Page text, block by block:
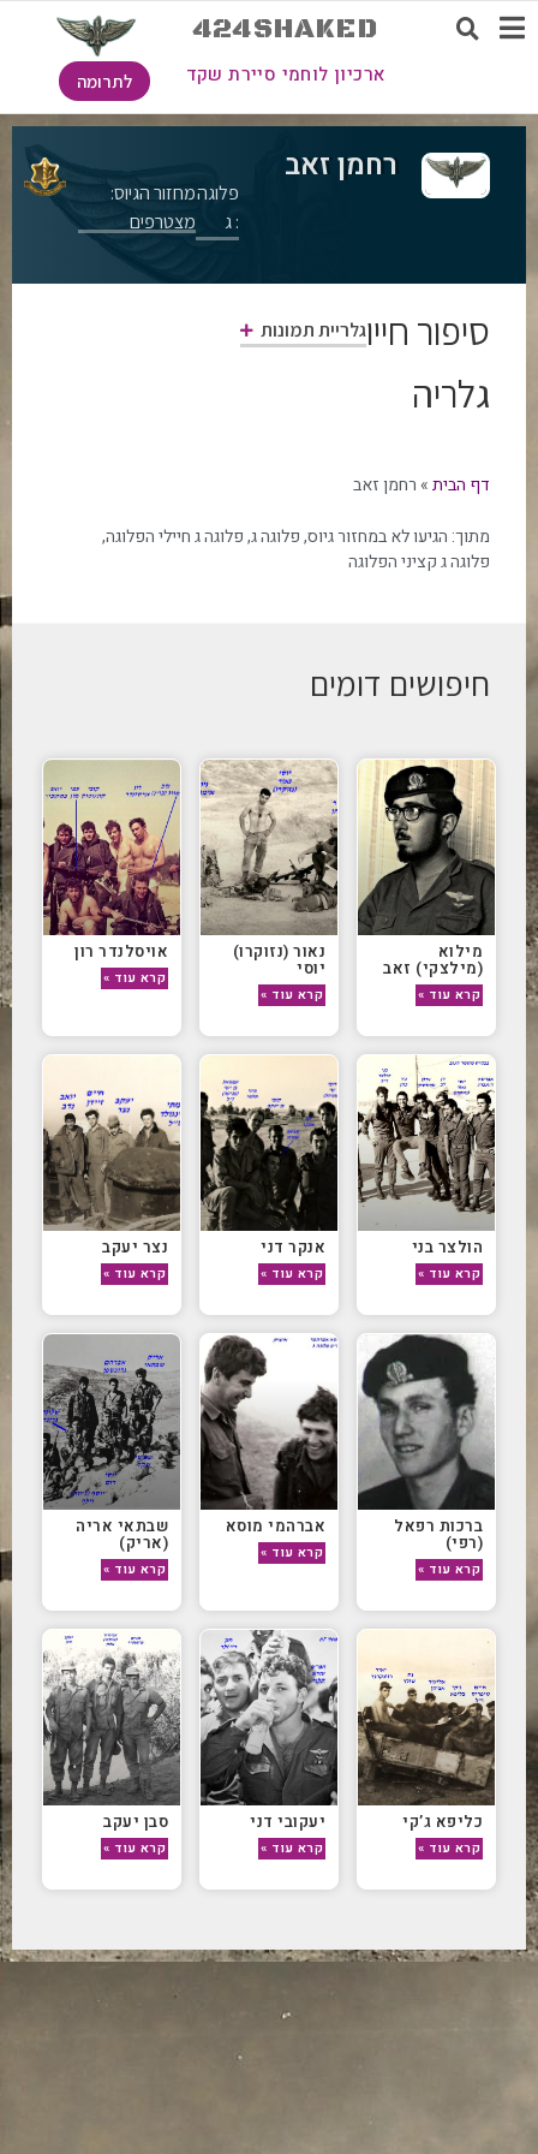
424SHAKED
ארכיון לוחמי סיירת שקד לתרומה
רחמן זאב
פלוגה
: ג
מחזור הגיוס:
מצטרפים
סיפור חייוגלריית תמונות
גלריה
דף הבית» רחמן זאב
מתוך: הגיעו לא במחזור גיוס,פלוגה ג,פלוגה ג חיילי הפלוגה,
פלוגה ג קציני הפלוגה
חיפושים דומים
מילוא
(מילצקי) זאב
קרא עוד »
נאור (נזוקרו)
יוסי
קרא עוד »
אויסלנדר רון
קרא עוד »
הולצר בני
קרא עוד »
אנקר דני
קרא עוד »
נצר יעקב
קרא עוד »
ברכות רפאל
(רפי)
קרא עוד »
אברהמי מוסא
קרא עוד »
שבתאי אריה
(אריק)
קרא עוד »
כליפא ג’קי
קרא עוד »
יעקובי דני
קרא עוד »
סבן יעקב
קרא עוד »